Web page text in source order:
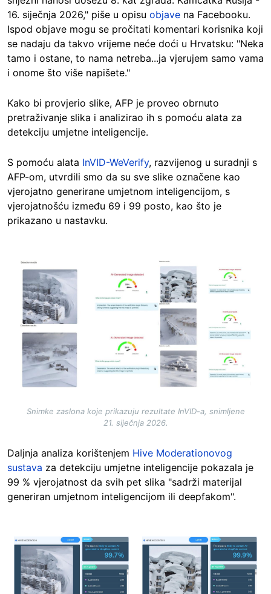
16. siječnja 2026," piše u opisu objave na Facebooku.
Ispod objave mogu se pročitati komentari korisnika koji
se nadaju da takvo vrijeme neće doći u Hrvatsku: "Neka
tamo i ostane, to nama netreba...ja vjerujem samo vama
i onome što više napišete."
Kako bi provjerio slike, AFP je proveo obrnuto
pretraživanje slika i analizirao ih s pomoću alata za
detekciju umjetne inteligencije.
S pomoću alata InVID-WeVerify, razvijenog u suradnji s
AFP-om, utvrdili smo da su sve slike označene kao
vjerojatno generirane umjetnom inteligencijom, s
vjerojatnošću između 69 i 99 posto, kao što je
prikazano u nastavku.
Image
Snimke zaslona koje prikazuju rezultate InVID-a, snimljene
21. siječnja 2026.
Daljnja analiza korištenjem Hive Moderationovog
sustava za detekciju umjetne inteligencije pokazala je
99 % vjerojatnost da svih pet slika "sadrži materijal
generiran umjetnom inteligencijom ili deepfakom".
Image Image